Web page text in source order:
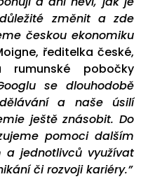
změnit a zde
českou ekonomiku
ředitelka české,
rumunské pobočky
se dlouhodobě
a naše úsilí
ještě znásobit. Do
pomoci dalším
a jednotlivců využívat
či rozvoji kariéry.”